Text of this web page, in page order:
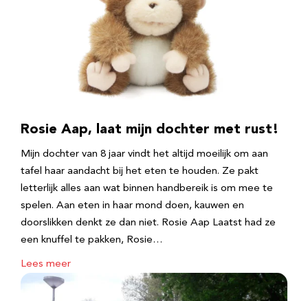
Rosie Aap, laat mijn dochter met rust!
Mijn dochter van 8 jaar vindt het altijd moeilijk om aan
tafel haar aandacht bij het eten te houden. Ze pakt
letterlijk alles aan wat binnen handbereik is om mee te
spelen. Aan eten in haar mond doen, kauwen en
doorslikken denkt ze dan niet. Rosie Aap Laatst had ze
een knuffel te pakken, Rosie…
Lees meer